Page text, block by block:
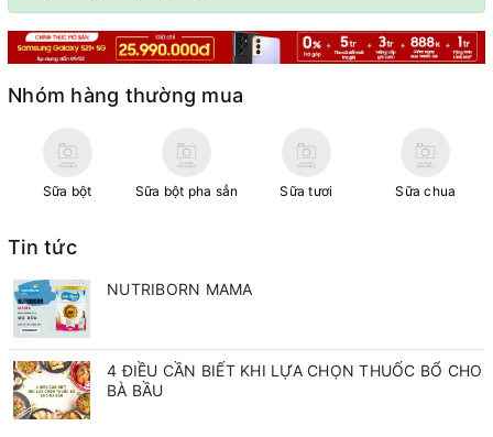
Nhóm hàng thường mua
Sữa bột Sữa bột pha sẳn Sữa tươi Sữa chua
Tin tức
NUTRIBORN MAMA
4 ĐIỀU CẦN BIẾT KHI LỰA CHỌN THUỐC BỔ CHO
BÀ BẦU